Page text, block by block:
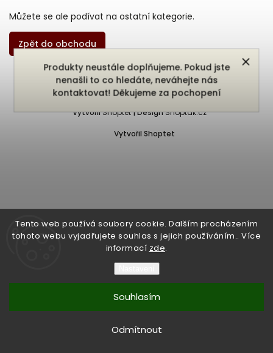
Tento web používá soubory cookie. Dalším procházením
tohoto webu vyjadřujete souhlas s jejich používáním.. Více
informací zde.
Odmítnout
Souhlasím
Produkty neustále doplňujeme. Pokud jste
nenašli to co hledáte, neváhejte nás
kontaktovat! Děkujeme za pochopení
Můžete se ale podívat na ostatní kategorie.
Zpět do obchodu
Vytvořil Shoptet
Copyright 2026Bukefalos. Všechna práva vyhrazena.
Vytvořil Shoptet | Design Shoptak.cz